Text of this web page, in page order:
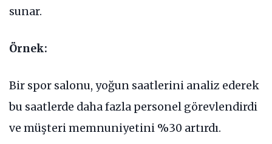
sunar.
Örnek:
Bir spor salonu, yoğun saatlerini analiz ederek
bu saatlerde daha fazla personel görevlendirdi
ve müşteri memnuniyetini %30 artırdı.